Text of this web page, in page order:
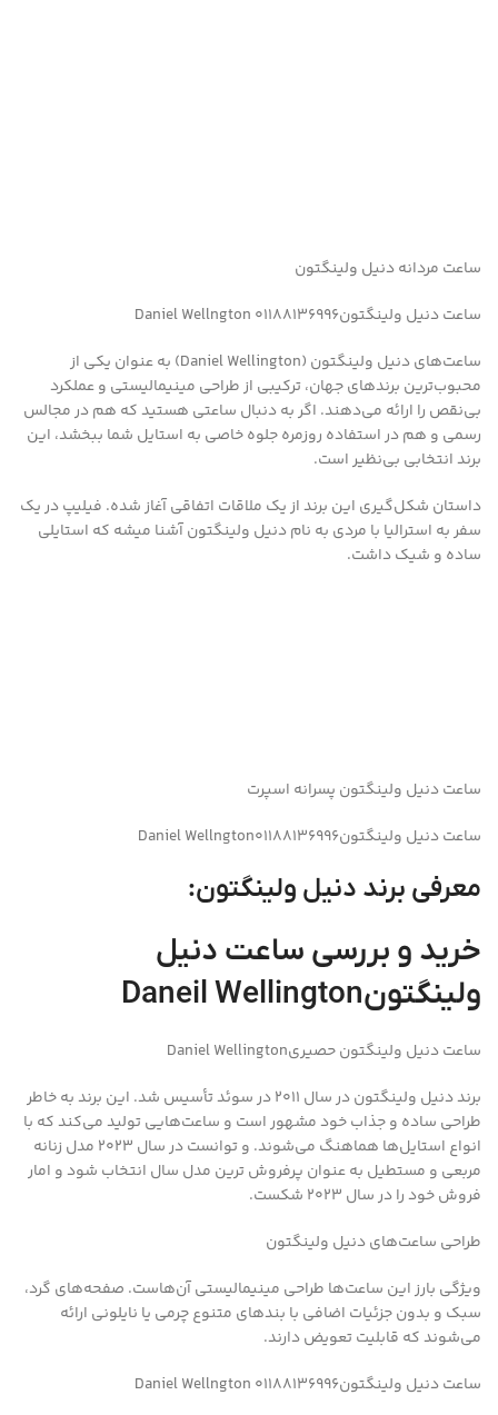
ساعت مردانه دنیل ولینگتون
ساعت دنیل ولینگتونDaniel Wellngton 01188136996
ساعت‌های دنیل ولینگتون (Daniel Wellington) به عنوان یکی از
محبوب‌ترین برندهای جهان، ترکیبی از طراحی مینیمالیستی و عملکرد
بی‌نقص را ارائه می‌دهند. اگر به دنبال ساعتی هستید که هم در مجالس
رسمی و هم در استفاده روزمره جلوه خاصی به استایل شما ببخشد، این
برند انتخابی بی‌نظیر است.
داستان شکل‌گیری این برند از یک ملاقات اتفاقی آغاز شده. فیلیپ در یک
سفر به استرالیا با مردی به نام دنیل ولینگتون آشنا میشه که استایلی
ساده و شیک داشت.
ساعت دنیل ولینگتون پسرانه اسپرت
ساعت دنیل ولینگتونDaniel Wellngton01188136996
معرفی برند دنیل ولینگتون:
خرید و بررسی ساعت دنیل
ولینگتونDaneil Wellington
ساعت دنیل ولینگتون حصیریDaniel Wellington
برند دنیل ولینگتون در سال 2011 در سوئد تأسیس شد. این برند به خاطر
طراحی ساده و جذاب خود مشهور است و ساعت‌هایی تولید می‌کند که با
انواع استایل‌ها هماهنگ می‌شوند. و توانست در سال 2023 مدل زنانه
مربعی و مستطیل به عنوان پرفروش ترین مدل سال انتخاب شود و امار
فروش خود را در سال 2023 شکست.
طراحی ساعت‌های دنیل ولینگتون
ویژگی بارز این ساعت‌ها طراحی مینیمالیستی آن‌هاست. صفحه‌های گرد،
سبک و بدون جزئیات اضافی با بندهای متنوع چرمی یا نایلونی ارائه
می‌شوند که قابلیت تعویض دارند.
ساعت دنیل ولینگتونDaniel Wellngton 01188136996